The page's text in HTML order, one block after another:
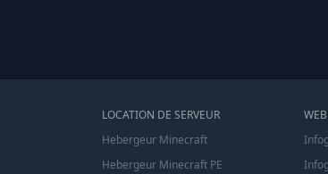
LOCATION DE SERVEUR
Hebergeur Minecraft
Hebergeur Minecraft PE